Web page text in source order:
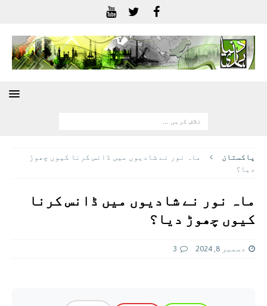
پاکستان
ماہ نور نے شادیوں میں ڈانس کرنا کیوں چھوڑ
دیا؟
ماہ نور نے شادیوں میں ڈانس کرنا
کیوں چھوڑ دیا؟
دسمبر 8, 2024 3